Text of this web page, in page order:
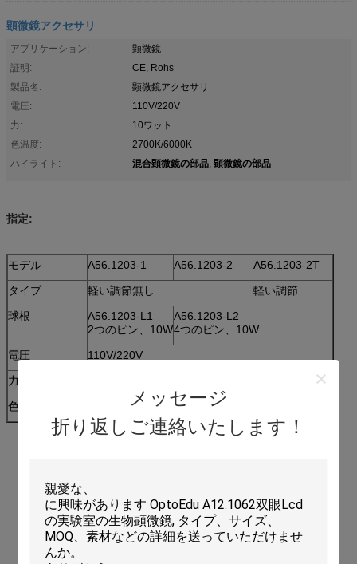
メッセージ
折り返しご連絡いたします！
顕微鏡アクセサリ
アプリケーション:
顕微鏡
証明:
CE, Rohs
製品名:
顕微鏡アクセサリ
電圧:
110V/220V
力:
10ワット
色温度:
2700K/6000K
ハイライト:
混合顕微鏡の部品, 顕微鏡の部品
指定:
モデル A56.1203-1 A56.1203-2
A56.1203-2T
タイプ
軽い調節無し
軽い調節
球根
A56.1203-L1
2つのピン、10W
A56.1203-L2
4つのピン、10W
電圧
110V/220V
力
色温度
2700K/6000K